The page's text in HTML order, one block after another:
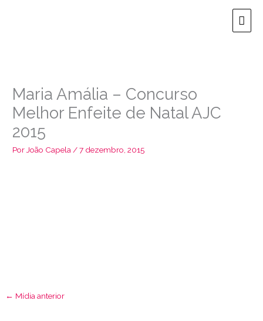
Maria Amália – Concurso
Melhor Enfeite de Natal AJC
2015
Por João Capela /7 dezembro, 2015
← Mídia anterior